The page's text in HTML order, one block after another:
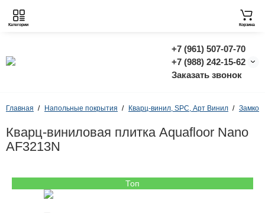
+7 (961) 507-07-70
+7 (988) 242-15-62
Заказать звонок
Категории Корзина
Главная Напольные покрытия Кварц-винил, SPC, Арт Винил
Кварц-виниловая плитка Aquafloor Nano
AF3213N
Топ